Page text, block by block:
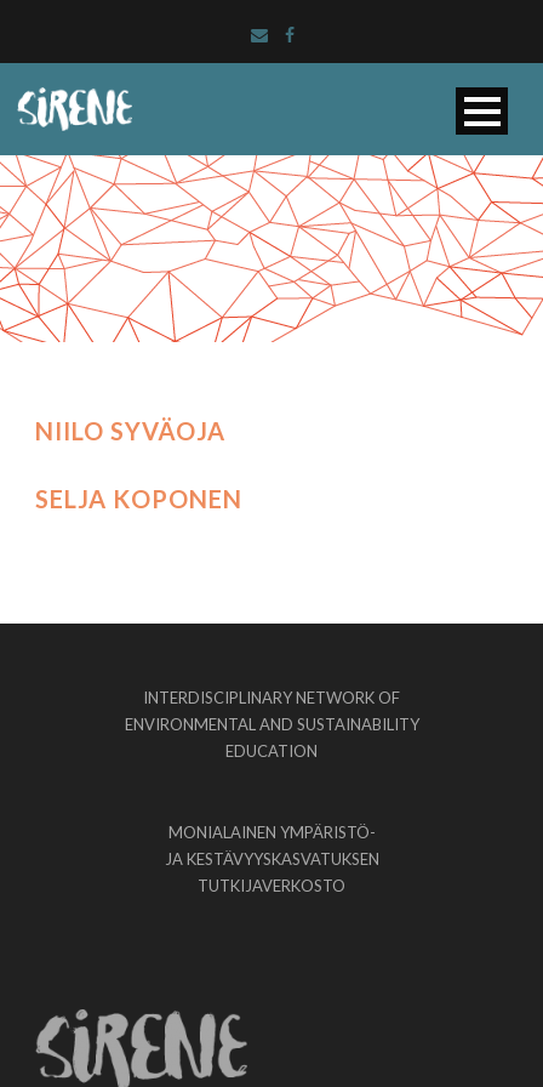
NIILO SYVÄOJA
SELJA KOPONEN
INTERDISCIPLINARY NETWORK OF
ENVIRONMENTAL AND SUSTAINABILITY
EDUCATION
MONIALAINEN YMPÄRISTÖ-
JA KESTÄVYYSKASVATUKSEN
TUTKIJAVERKOSTO